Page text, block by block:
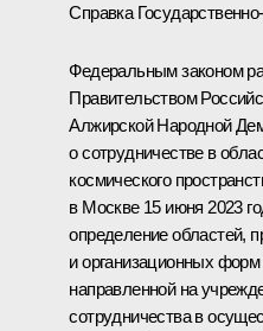
Справка
Федеральным законом
Правительством
Алжирской Народной
о сотрудничестве в
космического
в Москве 15 июня 2023
определение областей,
и организационных
направленной на
сотрудничества в